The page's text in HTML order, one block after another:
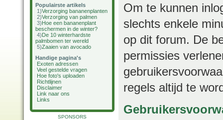
Populairste artikels
1)Verzorging bananenplanten
2)Verzorging van palmen
3)Hoe een bananenplant
beschermen in de winter?
4)De 10 winterhardste
palmbomen ter wereld
5)Zaaien van avocado
Handige pagina's
Exoten adressen
Veel gestelde vragen
Hoe foto's uploaden
Richtlijnen
Disclaimer
Link naar ons
Links
SPONSORS
Om te kunnen
slechts enkele
op dit forum. De
permissies
regels altijd te